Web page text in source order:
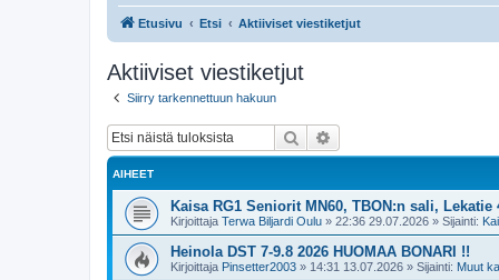
Etusivu Etsi Aktiiviset viestiketjut
Aktiiviset viestiketjut
Siirry tarkennettuun hakuun
Etsi
AIHEET
Kaisa RG1 Seniorit MN60, TBON:n sali, Lekatie
Kirjoittaja Terwa Biljardi Oulu » 22:36 29.07.2026 » Sijainti:
Heinola DST 7-9.8 2026 HUOMAA BONARI !!
Kirjoittaja Pinsetter2003 » 14:31 13.07.2026 » Sijainti: Muut